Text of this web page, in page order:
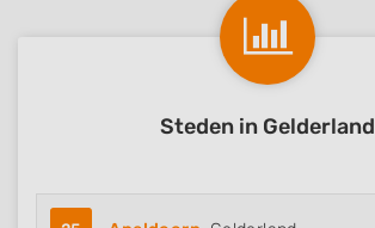
Steden in Gelderland